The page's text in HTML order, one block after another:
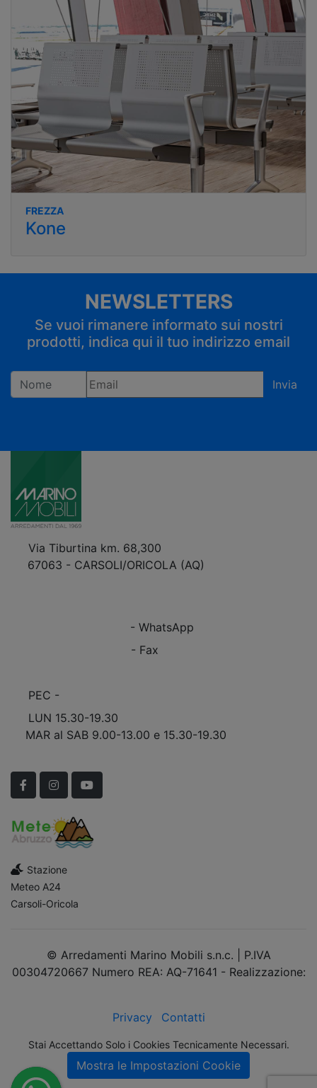
FREZZA
Kone
NEWSLETTERS
Se vuoi rimanere informato sui nostri
prodotti, indica qui il tuo indirizzo email
Invia
Via Tiburtina km. 68,300
67063 - CARSOLI/ORICOLA (AQ)
- WhatsApp
- Fax
PEC -
LUN 15.30-19.30
MAR al SAB 9.00-13.00 e 15.30-19.30
FacebookInstagramYouTube
Stazione
Meteo A24
Carsoli-Oricola
© Arredamenti Marino Mobili s.n.c. | P.IVA
00304720667 Numero REA: AQ-71641 - Realizzazione:
Privacy
Contatti
Stai Accettando Solo i Cookies Tecnicamente Necessari.
Mostra le Impostazioni Cookie